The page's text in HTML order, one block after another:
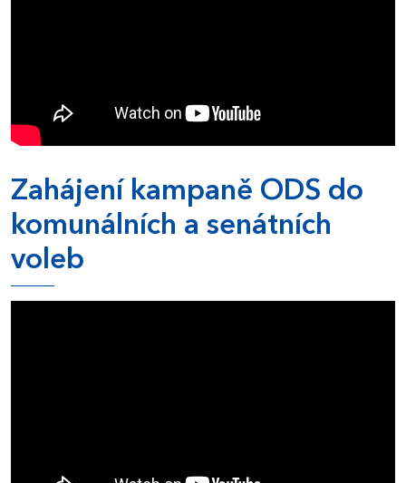
Zahájení kampaně ODS do
komunálních a senátních
voleb